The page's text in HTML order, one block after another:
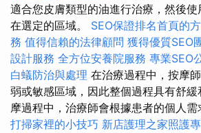
適合您皮膚類型的油進行治療，然後
在選定的區域。 SEO保證排名首頁的
務 值得信賴的法律顧問 獲得優質SEO
設計服務 全方位安養院服務 專業SEO
白蟻防治與處理 在治療過程中，按摩
弱或敏感區域，因此整個過程具有舒
摩過程中，治療師會根據患者的個人需
打掃家裡的小技巧 新店護理之家照護